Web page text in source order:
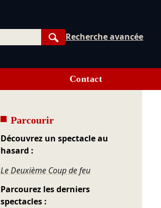
Rechercher
Recherche avancée
Contact
Parcourir
Découvrez un spectacle au
hasard :
Le Deuxième Coup de feu
Parcourez les derniers
spectacles :